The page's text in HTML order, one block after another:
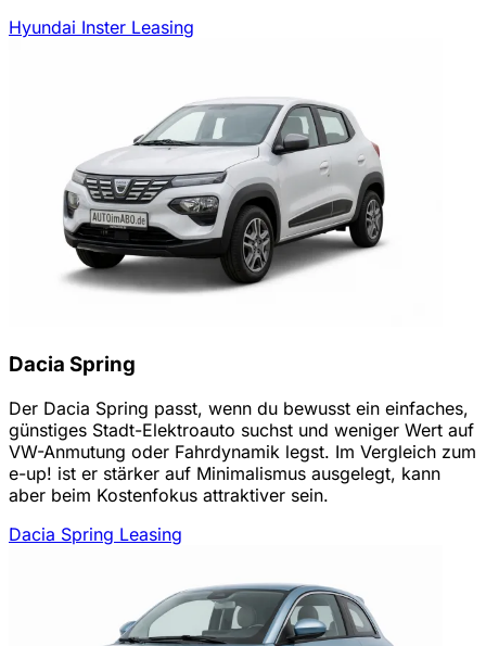
Hyundai Inster Leasing
Dacia Spring
Der Dacia Spring passt, wenn du bewusst ein einfaches,
günstiges Stadt-Elektroauto suchst und weniger Wert auf
VW-Anmutung oder Fahrdynamik legst. Im Vergleich zum
e-up! ist er stärker auf Minimalismus ausgelegt, kann
aber beim Kostenfokus attraktiver sein.
Dacia Spring Leasing